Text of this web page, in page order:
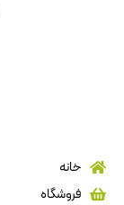
خانه
فروشگاه